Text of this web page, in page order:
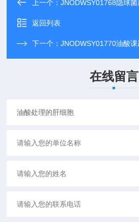
上一个：JNODWSY01768隐球
返回列表
下一个：JNODWSY01770油酸课
在线留言